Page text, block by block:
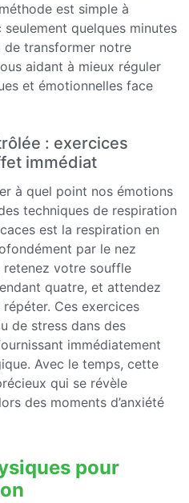
est simple à
quelques minutes
de transformer notre
aidant à mieux réguler
et émotionnelles face
: exercices
immédiat
à quel point nos émotions
techniques de respiration
est la respiration en
par le nez
retenez votre souffle
quatre, et attendez
Ces exercices
de stress dans des
immédiatement
Avec le temps, cette
qui se révèle
des moments d’anxiété
pour